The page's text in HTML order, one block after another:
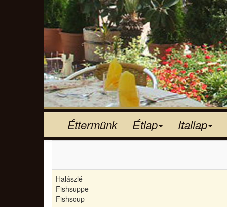
Éttermünk Étlap Itallap
Halászlé
Fishsuppe
Fishsoup